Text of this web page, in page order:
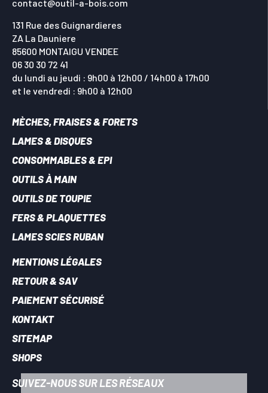
contact@outil-a-bois.com
131 Rue des Guignardieres
ZA La Dauniere
85600 MONTAIGU VENDEE
06 30 30 72 41
du lundi au jeudi : 9h00 à 12h00 / 14h00 à 17h00
et le vendredi : 9h00 à 12h00
MÈCHES, FRAISES & FORETS
LAMES & DISQUES
CONSOMMABLES & EPI
OUTILS À MAIN
OUTILS DE TOUPIE
FERS & PLAQUETTES
LAMES SCIES RUBAN
MENTIONS LÉGALES
RETOUR & SAV
PAIEMENT SÉCURISÉ
KONTAKT
SITEMAP
SHOPS
SUIVEZ-NOUS SUR LES RÉSEAUX